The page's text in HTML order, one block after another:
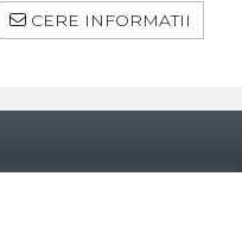
CERE INFORMATII